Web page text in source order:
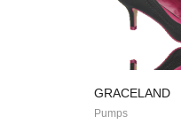
GRACELAND
Pumps